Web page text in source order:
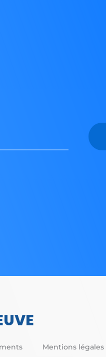
Mentions légales